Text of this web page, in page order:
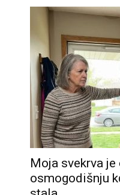
Moja svekrva
osmogodišnju